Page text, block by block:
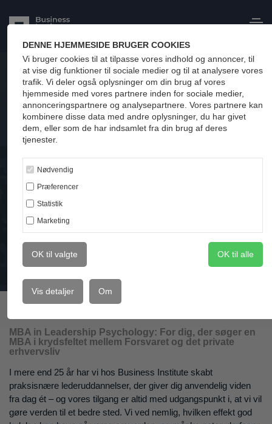
DENNE HJEMMESIDE BRUGER COOKIES
Vi bruger cookies til at tilpasse vores indhold og annoncer, til
at vise dig funktioner til sociale medier og til at analysere vores
trafik. Vi deler også oplysninger om din brug af vores
hjemmeside med vores partnere inden for sociale medier,
annonceringspartnere og analysepartnere. Vores partnere kan
kombinere disse data med andre oplysninger, du har givet
dem, eller som de har indsamlet fra din brug af deres
tjenester.
Nødvendig
Præferencer
Statistik
Marketing
OK til valgte OK til alle
Vis detaljer Om
MBA'ere
MBA in
Leadership
Psychology
Brochure
Ansøg
MBA in Leadership Psychology: For dig, der søger en
MBA i krydsfeltet mellem Forsvaret og det private
erhvervsliv
I mere end 25 år har vi hos Business Institute skabt
praksisnære lederuddannelser, der giver dig anvendelig viden
fra dag ét – og vores tilgang er altid med udgangspunkt i, at vi vil
gøre verden til et bedre sted. Vi ved nemlig, hvilken effekt god